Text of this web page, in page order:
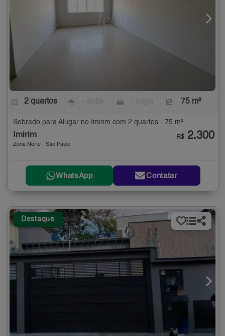
2 quartos 75 m²
Sobrado para Alugar no Imirim com 2 quartos - 75 m²
Imirim
Zona Norte - São Paulo
R$ 2.300
WhatsApp Contatar
Destaque